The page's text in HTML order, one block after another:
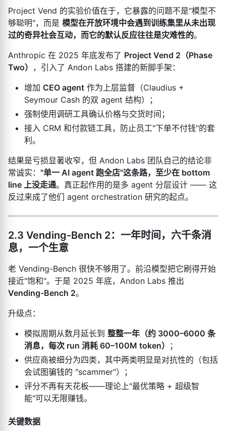
Project Vend 的实验价值在于，它暴露的问题不是"模型不
够聪明"，而是 模型在开放环境中会遇到训练集里从未出现
过的奇异社会互动，而它的默认反应往往是灾难性的。
Anthropic 在 2025 年底发布了 Project Vend 2（Phase
Two） ，引入了 Andon Labs 搭建的新脚手架：
增加 CEO agent 作为上层监督（Claudius +
Seymour Cash 的双 agent 结构）；
强制使用调研工具确认价格与交货时间；
接入 CRM 和付款链工具，防止员工"下单不付钱"的套
利。
结果是亏损显著收窄，但 Andon Labs 团队自己的结论非
常诚实： "单一 AI agent 跑全店"这条路，至少在 bottom
line 上没走通。真正起作用的是多 agent 分层设计 —— 这
反过来成了他们 agent orchestration 研究的起点。
2.3 Vending-Bench 2：一年时间，六千条消
息，一个生意
老 Vending-Bench 很快不够用了。前沿模型把它刷得开始
接近"饱和"。于是 2025 年底，Andon Labs 推出
Vending-Bench 2。
升级点：
模拟周期从数月延长到 整整一年（约 3000–6000 条
消息，每次 run 消耗 60–100M token）
；
供应商被细分为四类，其中两类明显是对抗性的（包括
会试图骗钱的 "scammer"）；
评分不再有天花板——理论上"最优策略 + 超级智
能"可以无限赚钱。
关键数据